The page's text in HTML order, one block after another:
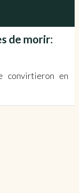
de morir:
convirtieron en